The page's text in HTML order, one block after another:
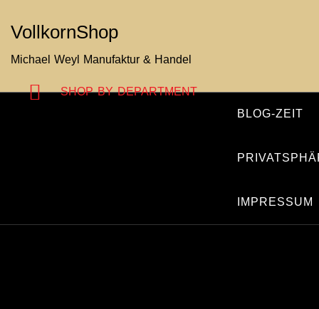
Inhalt
springen
VollkornShop
Michael Weyl Manufaktur & Handel
SHOP BY DEPARTMENT
BLOG-ZEIT
IMPRESSUM